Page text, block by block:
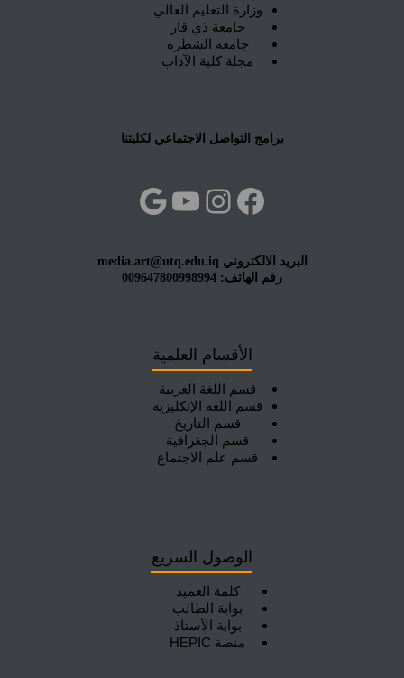
وزارة التعليم العالي
جامعة ذي قار
جامعة الشطرة
مجلة كلية الآداب
برامج التواصل الاجتماعي لكليتنا
فيسبوك
إنستجرام
يوتيوب
البريد الالكتروني media.art@utq.edu.iq
رقم الهاتف: 009647800998994
الأقسام العلمية
قسم اللغة العربية
قسم اللغة الإنكليزية
قسم التاريخ
قسم الجغرافية
قسم علم الاجتماع
الوصول السريع
كلمة العميد
بوابة الطالب
بوابة الأستاذ
منصة HEPIC